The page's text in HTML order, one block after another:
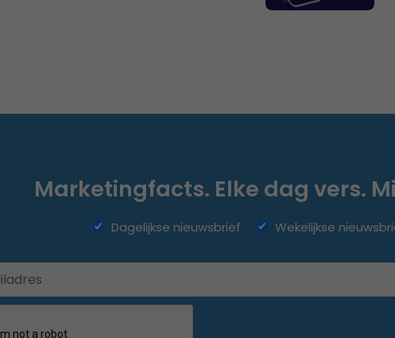
Marketingfacts. Elke dag vers.
Dagelijkse nieuwsbrief Wekelijkse